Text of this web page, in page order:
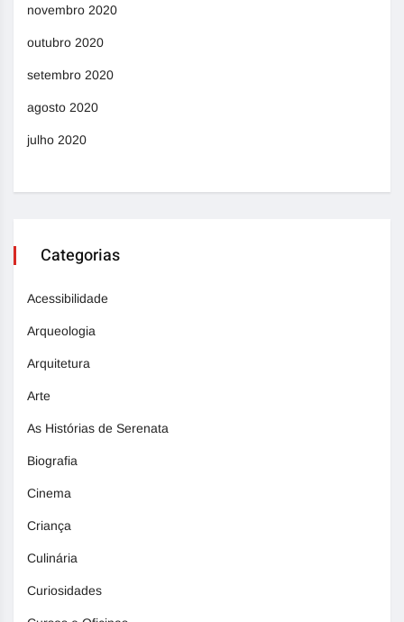
novembro 2020
outubro 2020
setembro 2020
agosto 2020
julho 2020
Categorias
Acessibilidade
Arqueologia
Arquitetura
Arte
As Histórias de Serenata
Biografia
Cinema
Criança
Culinária
Curiosidades